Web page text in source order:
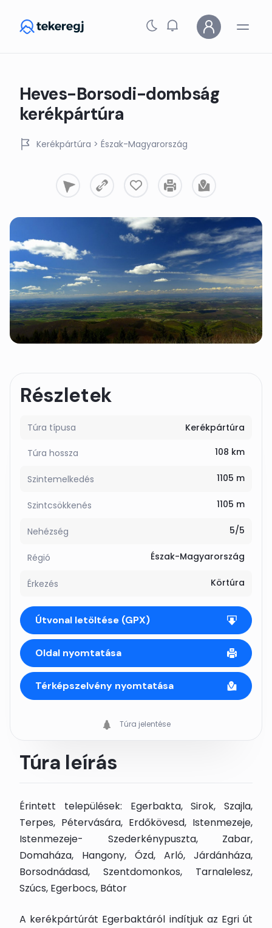
Heves-Borsodi-dombság
kerékpártúra
Kerékpártúra > Észak-Magyarország
Részletek
Túra típusa Kerékpártúra
Túra hossza 108 km
Szintemelkedés 1105 m
Szintcsökkenés 1105 m
Nehézség 5/5
Régió Észak-Magyarország
Érkezés Körtúra
Útvonal letöltése (GPX)
Oldal nyomtatása
Térképszelvény nyomtatása
Túra jelentése
Túra leírás
Érintett települések: Egerbakta, Sirok, Szajla,
Terpes, Pétervására, Erdőkövesd, Istenmezeje,
Istenmezeje- Szederkénypuszta, Zabar,
Domaháza, Hangony, Ózd, Arló, Járdánháza,
Borsodnádasd, Szentdomonkos, Tarnalelesz,
Szúcs, Egerbocs, Bátor
A kerékpártúrát Egerbaktáról indítjuk az Egri út